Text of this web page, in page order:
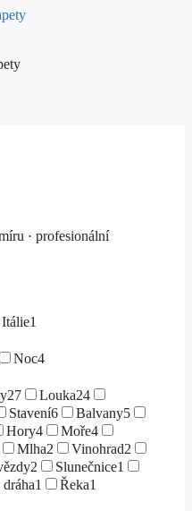
· profesionální
Itálie1
Noc4
27 Louka24
Stavení6 Balvany5
Hory4 Moře4
Mlha2 Vinohrad2
2 Slunečnice1
1 Řeka1